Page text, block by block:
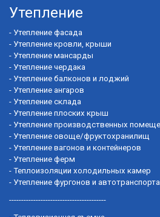
Утепление
- Утепление фасада
- Утепление кровли, крыши
- Утепление мансарды
- Утепление чердака
- Утепление балконов и лоджий
- Утепление ангаров
- Утепление склада
- Утепление плоских крыш
- Утепление производственных
- Утепление овоще/фруктохранилищ
- Утепление вагонов и контейнеров
- Утепление ферм
- Теплоизоляции холодильных камер
- Утепление фургонов и автотранспорта
----------------------------------------